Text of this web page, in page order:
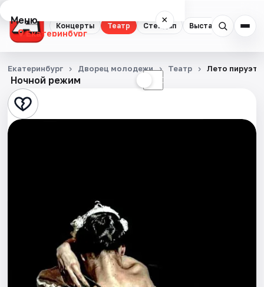
Концерты Театр Стендап Выставки
Меню ×
Екатеринбург
Концерты
Театр
Стендап
Ночной режим ☾
Екатеринбург Дворец молодежи Театр Лето